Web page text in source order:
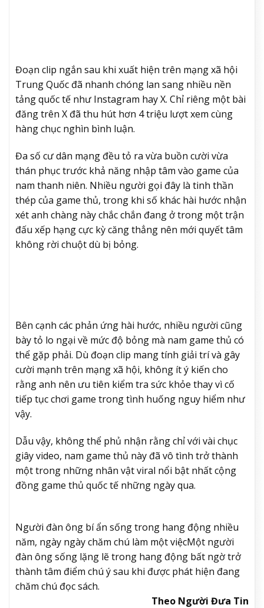
Đoạn clip ngắn sau khi xuất hiện trên mạng xã hội
Trung Quốc đã nhanh chóng lan sang nhiều nền
tảng quốc tế như Instagram hay X. Chỉ riêng một bài
đăng trên X đã thu hút hơn 4 triệu lượt xem cùng
hàng chục nghìn bình luận.
Đa số cư dân mạng đều tỏ ra vừa buồn cười vừa
thán phục trước khả năng nhập tâm vào game của
nam thanh niên. Nhiều người gọi đây là tinh thần
thép của game thủ, trong khi số khác hài hước nhận
xét anh chàng này chắc chắn đang ở trong một trận
đấu xếp hạng cực kỳ căng thẳng nên mới quyết tâm
không rời chuột dù bị bỏng.
Bên cạnh các phản ứng hài hước, nhiều người cũng
bày tỏ lo ngại về mức độ bỏng mà nam game thủ có
thể gặp phải. Dù đoạn clip mang tính giải trí và gây
cười mạnh trên mạng xã hội, không ít ý kiến cho
rằng anh nên ưu tiên kiểm tra sức khỏe thay vì cố
tiếp tục chơi game trong tình huống nguy hiểm như
vậy.
Dẫu vậy, không thể phủ nhận rằng chỉ với vài chục
giây video, nam game thủ này đã vô tình trở thành
một trong những nhân vật viral nổi bật nhất cộng
đồng game thủ quốc tế những ngày qua.
Người đàn ông bí ẩn sống trong hang động nhiều
năm, ngày ngày chăm chú làm một việcMột người
đàn ông sống lặng lẽ trong hang động bất ngờ trở
thành tâm điểm chú ý sau khi được phát hiện đang
chăm chú đọc sách.
Theo Người Đưa Tin